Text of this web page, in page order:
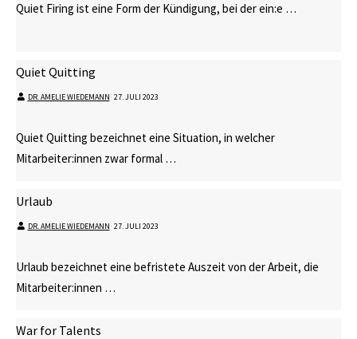
Quiet Firing ist eine Form der Kündigung, bei der ein:e …
Quiet Quitting
DR. AMELIE WIEDEMANN⋅ 27. JULI 2023
Quiet Quitting bezeichnet eine Situation, in welcher
Mitarbeiter:innen zwar formal …
Urlaub
DR. AMELIE WIEDEMANN⋅ 27. JULI 2023
Urlaub bezeichnet eine befristete Auszeit von der Arbeit, die
Mitarbeiter:innen …
War for Talents